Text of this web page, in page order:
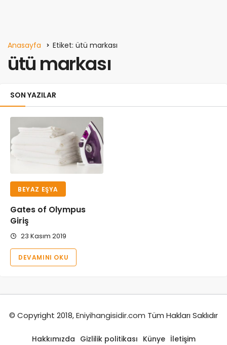
Anasayfa Etiket: ütü markası
ütü markası
SON YAZILAR
BEYAZ EŞYA
Gates of Olympus
Giriş
23 Kasım 2019
DEVAMINI OKU
© Copyright 2018,Eniyihangisidir.com Tüm Hakları Saklıdır
Hakkımızda Gizlilik politikası Künye İletişim